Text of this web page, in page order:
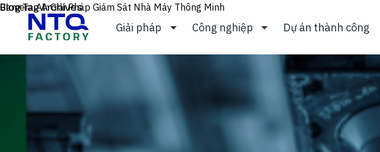
Skip to content
Giải pháp Công nghiệp Dự án thành công
Blog Tag Archives
Camera AI: Giải Pháp Giám Sát Nhà Máy Thông Minh